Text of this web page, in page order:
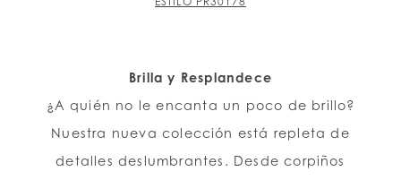
Brilla y Resplandece
¿A quién no le encanta un poco de brillo?
Nuestra nueva colección está repleta de
detalles deslumbrantes. Desde corpiños